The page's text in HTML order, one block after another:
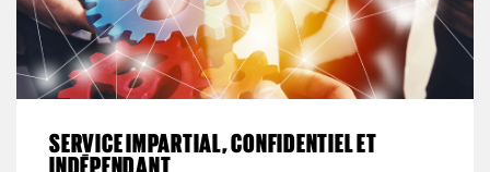
SERVICE IMPARTIAL, CONFIDENTIEL ET
INDÉPENDANT